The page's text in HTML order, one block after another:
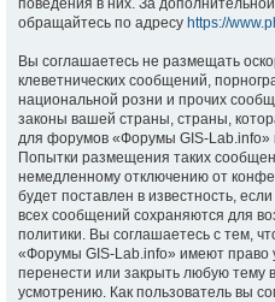
поведения в них. За
обращайтесь по адресу https://
Вы соглашаетесь не размещать
клеветнических сообщений,
национальной розни и прочих
законы вашей страны, страны,
для форумов «Форумы GIS-Lab.info»
Попытки размещения таких
немедленному отключению от
будет поставлен в известность,
всех сообщений сохраняются для
политики. Вы соглашаетесь с тем,
«Форумы GIS-Lab.info» имеют право
перенести или закрыть любую тему
усмотрению. Как пользователь вы